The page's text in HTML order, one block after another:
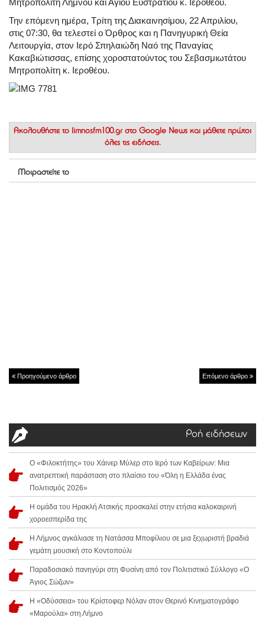
Μητροπολίτη Λήμνου και Αγίου Ευστρατίου κ. Ιεροθέου.
Την επόμενη ημέρα, Τρίτη της Διακαινησίμου, 22 Απριλίου,
στις 07:30, θα τελεστεί ο Όρθρος και η Πανηγυρική Θεία
Λειτουργία, στον Ιερό Σπηλαιώδη Ναό της Παναγίας
Κακαβιώτισσας, επίσης χοροστατούντος του Σεβασμιωτάτου
Μητροπολίτη κ. Ιεροθέου.
Ακολουθήστε το limnosfm100.gr στο Google News και μάθετε πρώτοι
όλες τις ειδήσεις.
Μοιραστείτε το
Προηγούμενο άρθρο Επόμενο άρθρο
Ροή ειδήσεων
Ο «Φιλοκτήτης» του Χάινερ Μύλερ στο Ιερό των Καβείρων: Μια
ανατρεπτική παράσταση στο πλαίσιο του «Όλη η Ελλάδα ένας
Πολιτισμός 2026»
Η ομάδα του Ηρακλή Ατσικής προσκαλεί στην ετήσια καλοκαιρινή
χοροεσπερίδα της
Η Λήμνος αγκάλιασε τη Νατάσσα Μποφίλιου σε μια ξεχωριστή βραδιά
γεμάτη μουσική στο Κοντοπούλι
Παραδοσιακό πανηγύρι στη Φυσίνη από τον Πολιτιστικό Σύλλογο «Ο
Άγιος Σώζων»
Η «Οδύσσεια» του Κρίστοφερ Νόλαν στον Θερινό Κινηματογράφο
«Μαρούλα» στη Λήμνο